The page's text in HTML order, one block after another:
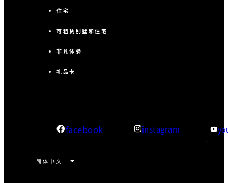
住宅
可租赁别墅和住宅
非凡体验
礼品卡
facebook instagram